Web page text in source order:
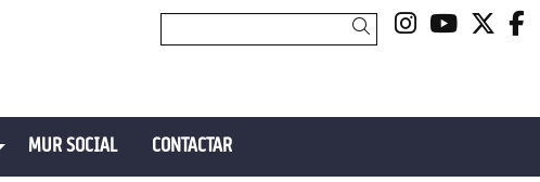
Link aLink a
Cercar
MUR SOCIAL CONTACTAR